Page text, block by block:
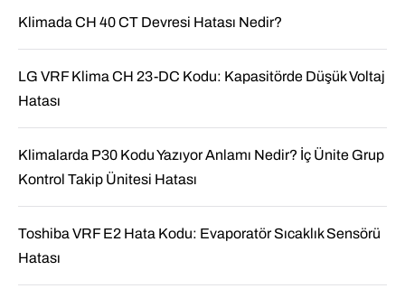
Klimada CH 40 CT Devresi Hatası Nedir?
LG VRF Klima CH 23-DC Kodu: Kapasitörde Düşük Voltaj
Hatası
Klimalarda P30 Kodu Yazıyor Anlamı Nedir? İç Ünite Grup
Kontrol Takip Ünitesi Hatası
Toshiba VRF E2 Hata Kodu: Evaporatör Sıcaklık Sensörü
Hatası